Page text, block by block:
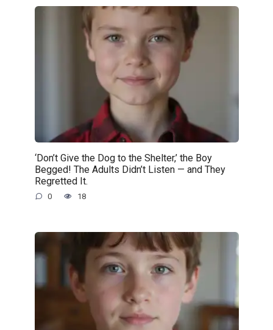
‘Don’t Give the Dog to the Shelter,’ the Boy
Begged! The Adults Didn’t Listen — and They
Regretted It.
0 18